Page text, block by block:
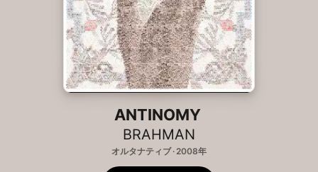
ANTINOMY
BRAHMAN
オルタナティブ · 2008年